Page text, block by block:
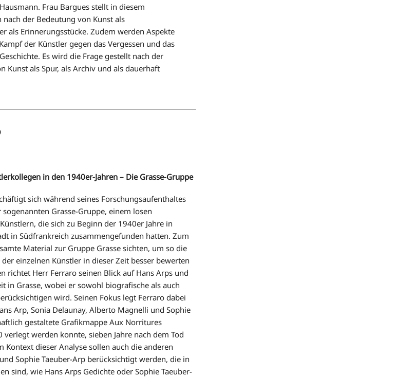
Frau Bargues stellt in diesem
der Bedeutung von Kunst als
als Erinnerungsstücke. Zudem werden Aspekte
der Künstler gegen das Vergessen und das
Es wird die Frage gestellt nach der
Kunst als Spur, als Archiv und als dauerhaft
in den 1940er-Jahren – Die Grasse-Gruppe
sich während seines Forschungsaufenthaltes
Grasse-Gruppe, einem losen
die sich zu Beginn der 1940er Jahre in
in Südfrankreich zusammengefunden hatten. Zum
Material zur Gruppe Grasse sichten, um so die
einzelnen Künstler in dieser Zeit besser bewerten
richtet Herr Ferraro seinen Blick auf Hans Arps und
in Grasse, wobei er sowohl biografische als auch
wird. Seinen Fokus legt Ferraro dabei
Arp, Sonia Delaunay, Alberto Magnelli und Sophie
gestaltete Grafikmappe Aux Norritures
verlegt werden konnte, sieben Jahre nach dem Tod
Kontext dieser Analyse sollen auch die anderen
Sophie Taeuber-Arp berücksichtigt werden, die in
sind, wie Hans Arps Gedichte oder Sophie Taeuber-